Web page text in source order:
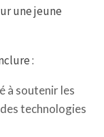
une jeune
:
à soutenir les
technologies